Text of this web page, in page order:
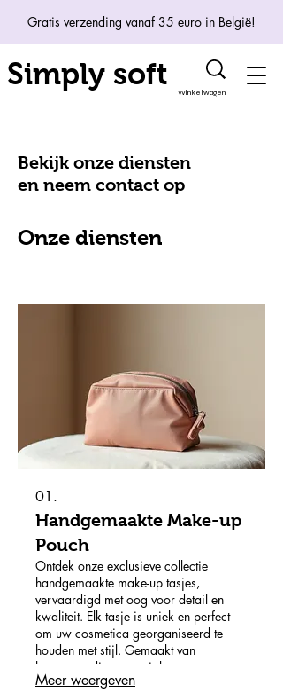
Gratis verzending vanaf 35 euro in België!
Simply soft
Winkelwagen
Bekijk onze diensten
en neem contact op
Onze diensten
01.
Handgemaakte Make-up
Pouch
Ontdek onze exclusieve collectie
handgemaakte make-up tasjes,
vervaardigd met oog voor detail en
kwaliteit. Elk tasje is uniek en perfect
om uw cosmetica georganiseerd te
houden met stijl. Gemaakt van
hoogwaardige materialen voor
duurzaamheid en een luxe uitstraling.
Meer weergeven